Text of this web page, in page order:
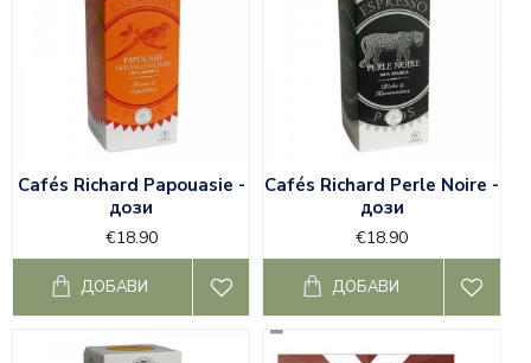
Cafés Richard Papouasie -
дози
€18.90
ДОБАВИ
Cafés Richard Perle Noire -
дози
€18.90
ДОБАВИ